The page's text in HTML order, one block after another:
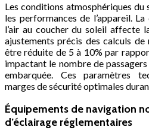
Les conditions atmosphériques
les performances de l’appareil.
l’air au coucher du soleil affecte
ajustements précis des calculs de
être réduite de 5 à 10% par
impactant le nombre de
embarquée. Ces paramètres
marges de sécurité optimales
Équipements de navigation
d’éclairage réglementaires